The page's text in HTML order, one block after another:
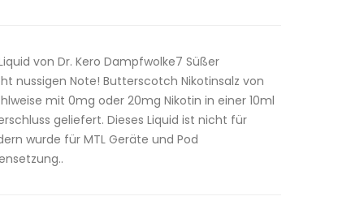
von Dr. Kero Dampfwolke7 Süßer
nussigen Note! Butterscotch Nikotinsalz von
mit 0mg oder 20mg Nikotin in einer 10ml
geliefert. Dieses Liquid ist nicht für
wurde für MTL Geräte und Pod